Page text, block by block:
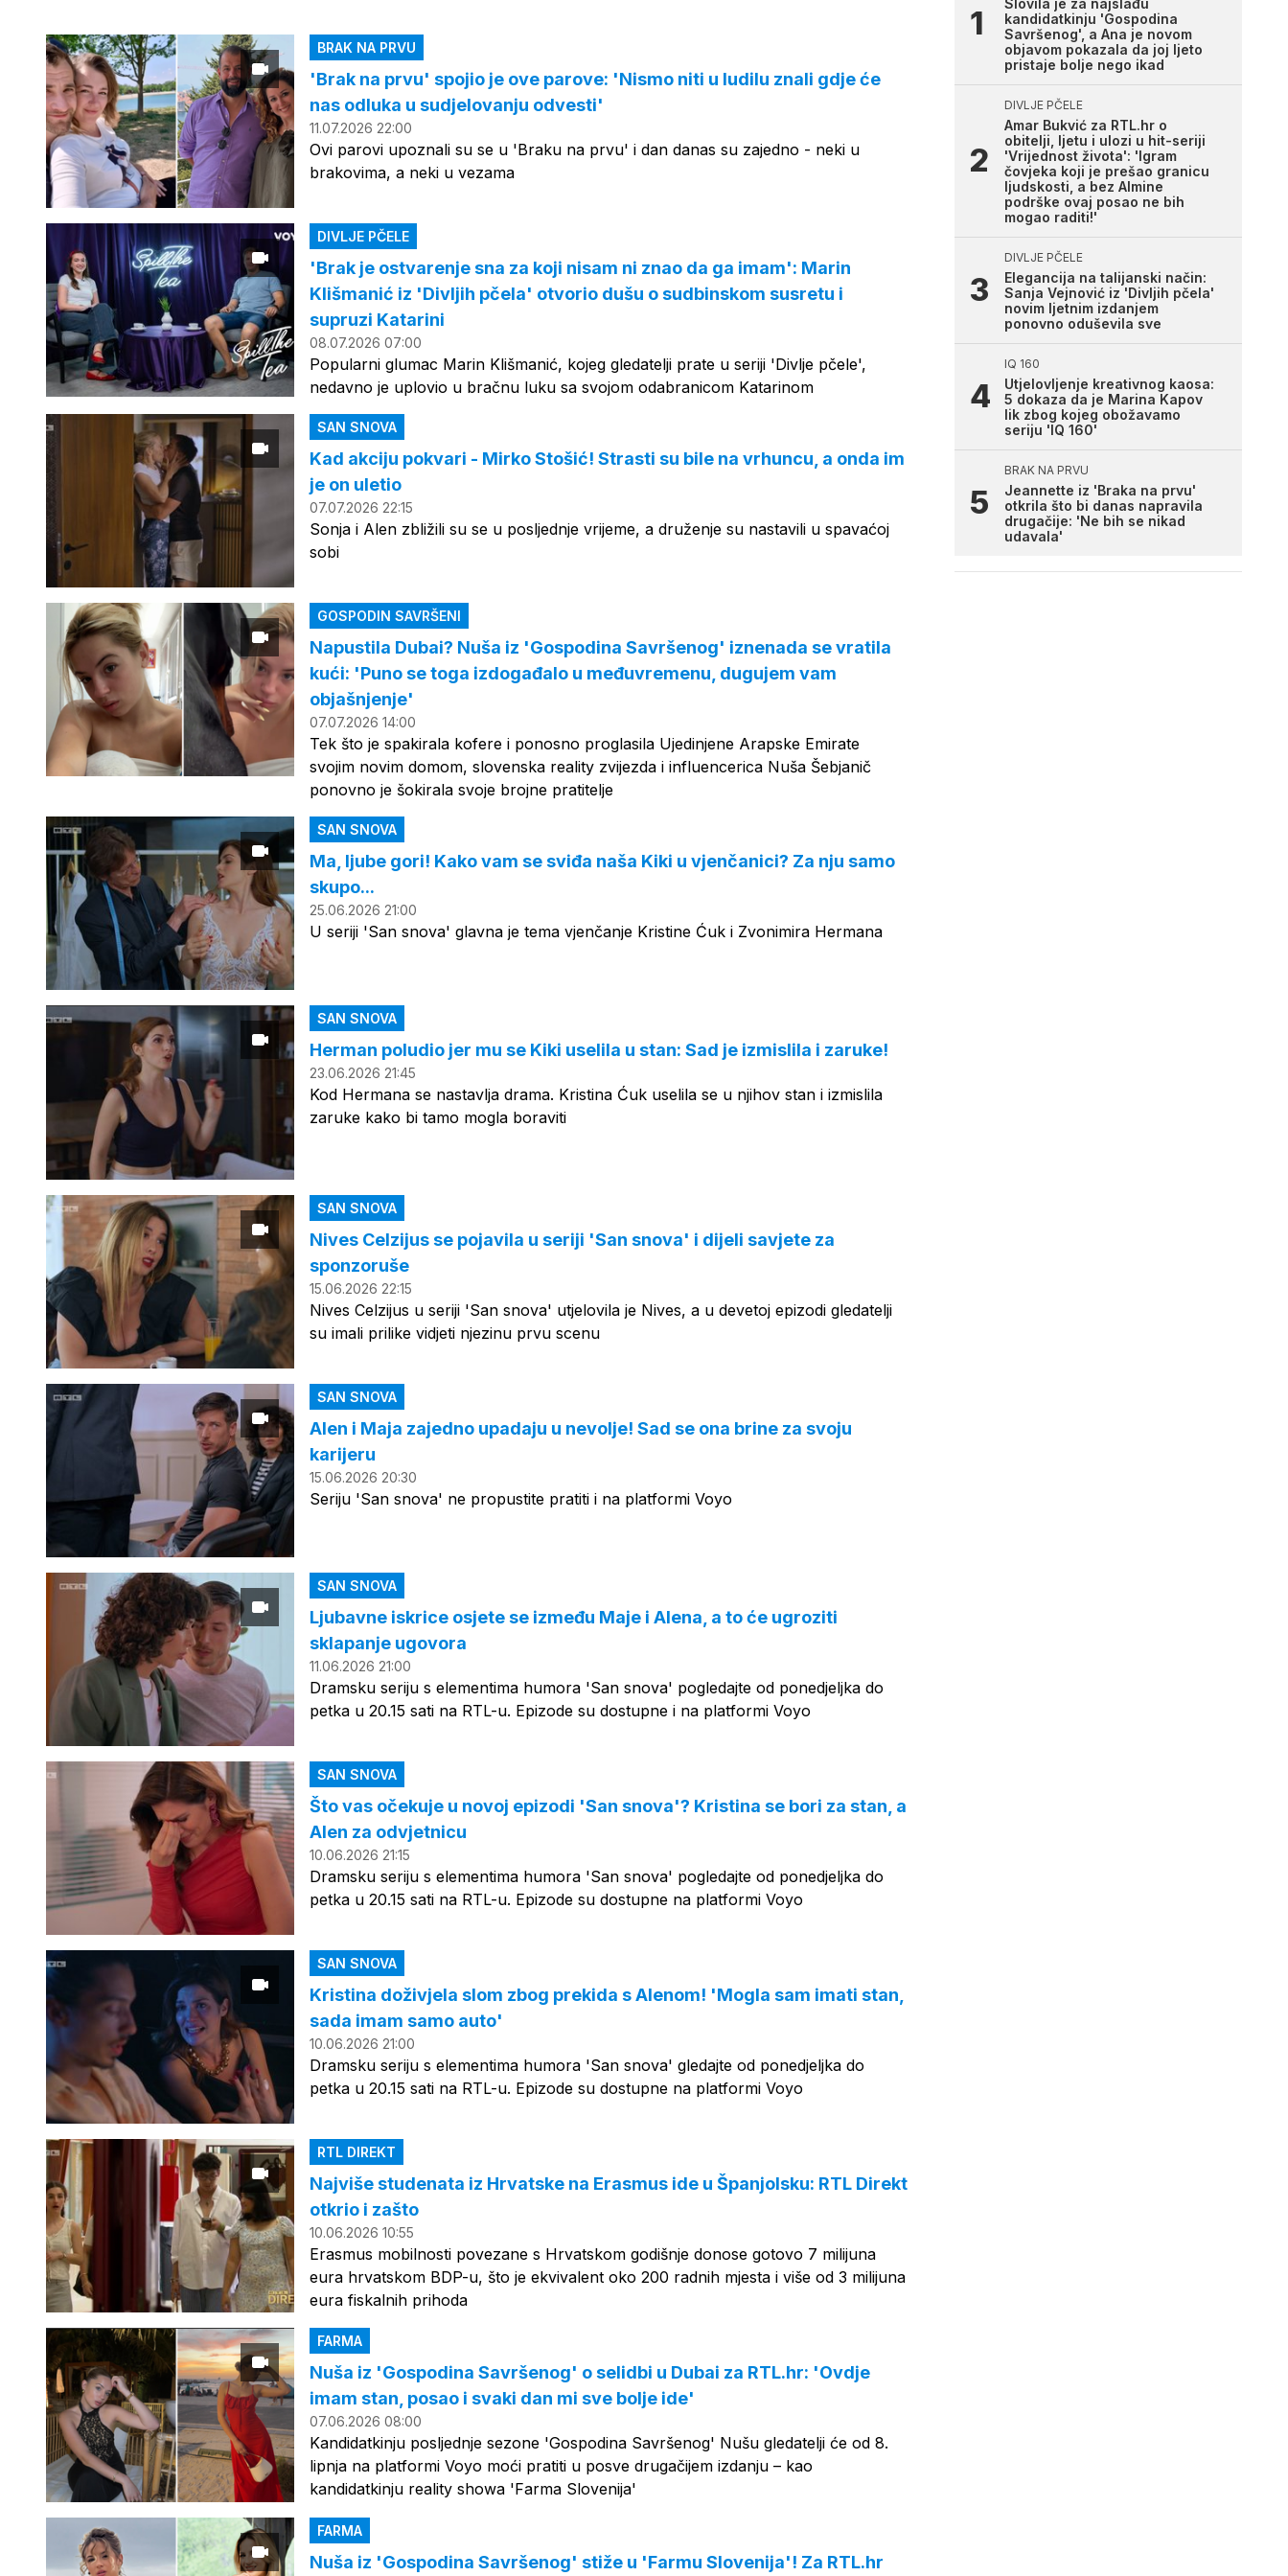
BRAK NA PRVU
'Brak na prvu' spojio je ove parove: 'Nismo niti u ludilu znali gdje će
nas odluka u sudjelovanju odvesti'
11.07.2026 22:00
Ovi parovi upoznali su se u 'Braku na prvu' i dan danas su zajedno - neki u
brakovima, a neki u vezama
DIVLJE PČELE
'Brak je ostvarenje sna za koji nisam ni znao da ga imam': Marin
Klišmanić iz 'Divljih pčela' otvorio dušu o sudbinskom susretu i
supruzi Katarini
08.07.2026 07:00
Popularni glumac Marin Klišmanić, kojeg gledatelji prate u seriji 'Divlje pčele',
nedavno je uplovio u bračnu luku sa svojom odabranicom Katarinom
SAN SNOVA
Kad akciju pokvari - Mirko Stošić! Strasti su bile na vrhuncu, a onda im
je on uletio
07.07.2026 22:15
Sonja i Alen zbližili su se u posljednje vrijeme, a druženje su nastavili u spavaćoj
sobi
GOSPODIN SAVRŠENI
Napustila Dubai? Nuša iz 'Gospodina Savršenog' iznenada se vratila
kući: 'Puno se toga izdogađalo u međuvremenu, dugujem vam
objašnjenje'
07.07.2026 14:00
Tek što je spakirala kofere i ponosno proglasila Ujedinjene Arapske Emirate
svojim novim domom, slovenska reality zvijezda i influencerica Nuša Šebjanič
ponovno je šokirala svoje brojne pratitelje
SAN SNOVA
Ma, ljube gori! Kako vam se sviđa naša Kiki u vjenčanici? Za nju samo
skupo...
25.06.2026 21:00
U seriji 'San snova' glavna je tema vjenčanje Kristine Ćuk i Zvonimira Hermana
SAN SNOVA
Herman poludio jer mu se Kiki uselila u stan: Sad je izmislila i zaruke!
23.06.2026 21:45
Kod Hermana se nastavlja drama. Kristina Ćuk uselila se u njihov stan i izmislila
zaruke kako bi tamo mogla boraviti
SAN SNOVA
Nives Celzijus se pojavila u seriji 'San snova' i dijeli savjete za
sponzoruše
15.06.2026 22:15
Nives Celzijus u seriji 'San snova' utjelovila je Nives, a u devetoj epizodi gledatelji
su imali prilike vidjeti njezinu prvu scenu
SAN SNOVA
Alen i Maja zajedno upadaju u nevolje! Sad se ona brine za svoju
karijeru
15.06.2026 20:30
Seriju 'San snova' ne propustite pratiti i na platformi Voyo
SAN SNOVA
Ljubavne iskrice osjete se između Maje i Alena, a to će ugroziti
sklapanje ugovora
11.06.2026 21:00
Dramsku seriju s elementima humora 'San snova' pogledajte od ponedjeljka do
petka u 20.15 sati na RTL-u. Epizode su dostupne i na platformi Voyo
SAN SNOVA
Što vas očekuje u novoj epizodi 'San snova'? Kristina se bori za stan, a
Alen za odvjetnicu
10.06.2026 21:15
Dramsku seriju s elementima humora 'San snova' pogledajte od ponedjeljka do
petka u 20.15 sati na RTL-u. Epizode su dostupne na platformi Voyo
SAN SNOVA
Kristina doživjela slom zbog prekida s Alenom! 'Mogla sam imati stan,
sada imam samo auto'
10.06.2026 21:00
Dramsku seriju s elementima humora 'San snova' gledajte od ponedjeljka do
petka u 20.15 sati na RTL-u. Epizode su dostupne na platformi Voyo
RTL DIREKT
Najviše studenata iz Hrvatske na Erasmus ide u Španjolsku: RTL Direkt
otkrio i zašto
10.06.2026 10:55
Erasmus mobilnosti povezane s Hrvatskom godišnje donose gotovo 7 milijuna
eura hrvatskom BDP-u, što je ekvivalent oko 200 radnih mjesta i više od 3 milijuna
eura fiskalnih prihoda
FARMA
Nuša iz 'Gospodina Savršenog' o selidbi u Dubai za RTL.hr: 'Ovdje
imam stan, posao i svaki dan mi sve bolje ide'
07.06.2026 08:00
Kandidatkinju posljednje sezone 'Gospodina Savršenog' Nušu gledatelji će od 8.
lipnja na platformi Voyo moći pratiti u posve drugačijem izdanju – kao
kandidatkinju reality showa 'Farma Slovenija'
FARMA
Nuša iz 'Gospodina Savršenog' stiže u 'Farmu Slovenija'! Za RTL.hr
Slovila je za najslađu
kandidatkinju 'Gospodina
Savršenog', a Ana je novom
objavom pokazala da joj ljeto
pristaje bolje nego ikad
DIVLJE PČELE
Amar Bukvić za RTL.hr o
obitelji, ljetu i ulozi u hit-seriji
'Vrijednost života': 'Igram
čovjeka koji je prešao granicu
ljudskosti, a bez Almine
podrške ovaj posao ne bih
mogao raditi!'
DIVLJE PČELE
Elegancija na talijanski način:
Sanja Vejnović iz 'Divljih pčela'
novim ljetnim izdanjem
ponovno oduševila sve
IQ 160
Utjelovljenje kreativnog kaosa:
5 dokaza da je Marina Kapov
lik zbog kojeg obožavamo
seriju 'IQ 160'
BRAK NA PRVU
Jeannette iz 'Braka na prvu'
otkrila što bi danas napravila
drugačije: 'Ne bih se nikad
udavala'